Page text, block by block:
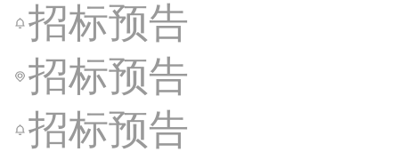
招标预告
招标预告
招标预告